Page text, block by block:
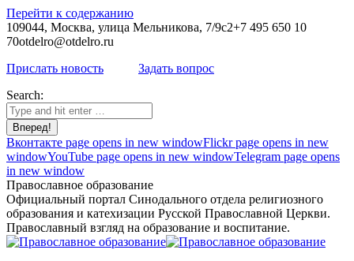
Перейти к содержанию
109044, Москва, улица Мельникова, 7/9с2+7 495 650 10
70otdelro@otdelro.ru
Прислать новость
Задать вопрос
Search:
Вконтакте page opens in new windowFlickr page opens in new
windowYouTube page opens in new windowTelegram page opens
in new window
Православное образование
Официальный портал Синодального отдела религиозного
образования и катехизации Русской Православной Церкви.
Православный взгляд на образование и воспитание.